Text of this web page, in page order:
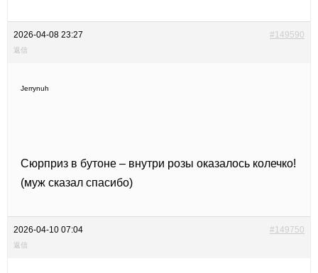
2026-04-08 23:27 #149590
返信
Jerrynuh
Сюрприз в бутоне – внутри розы оказалось колечко!
(муж сказал спасибо)
2026-04-10 07:04 #149750
返信